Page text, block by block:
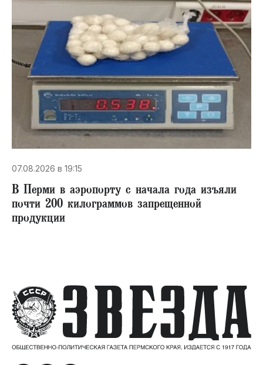
07.08.2026 в 19:15
В Перми в аэропорту с начала года изъяли
почти 200 килограммов запрещенной
продукции